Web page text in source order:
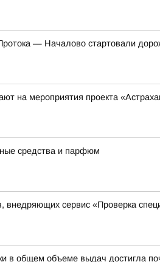
— Началово стартовали
на мероприятия проекта
средства и парфюм
внедряющих сервис «Проверка
в общем объеме выдач достигла